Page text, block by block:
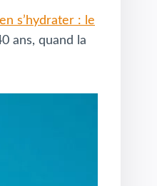
s’hydrater : le
ans, quand la